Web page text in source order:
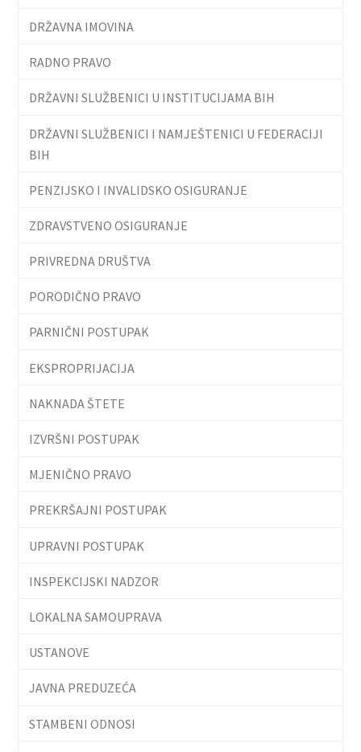
DRŽAVNA IMOVINA
RADNO PRAVO
DRŽAVNI SLUŽBENICI U INSTITUCIJAMA BIH
DRŽAVNI SLUŽBENICI I NAMJEŠTENICI U FEDERACIJI
BIH
PENZIJSKO I INVALIDSKO OSIGURANJE
ZDRAVSTVENO OSIGURANJE
PRIVREDNA DRUŠTVA
PORODIČNO PRAVO
PARNIČNI POSTUPAK
EKSPROPRIJACIJA
NAKNADA ŠTETE
IZVRŠNI POSTUPAK
MJENIČNO PRAVO
PREKRŠAJNI POSTUPAK
UPRAVNI POSTUPAK
INSPEKCIJSKI NADZOR
LOKALNA SAMOUPRAVA
USTANOVE
JAVNA PREDUZEĆA
STAMBENI ODNOSI